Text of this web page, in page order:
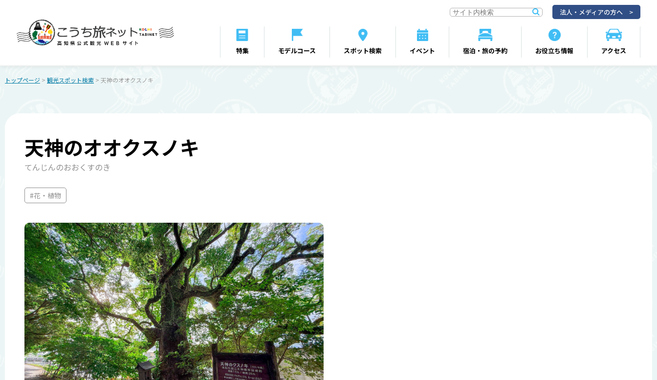
特集 モデルコース スポット検索 イベント 宿泊・旅の予約 お役立ち情報 アクセス
法人・メディアの方へ
トップページ > 観光スポット検索 > 天神のオオクスノキ
天神のオオクスノキ
てんじんのおおくすのき
#花・植物